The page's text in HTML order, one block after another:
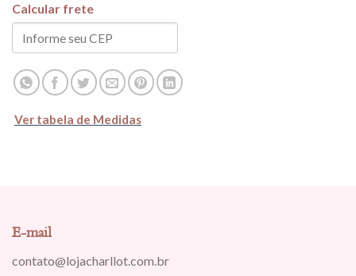
Calcular frete
Ver tabela de Medidas
E-mail
contato@lojacharllot.com.br